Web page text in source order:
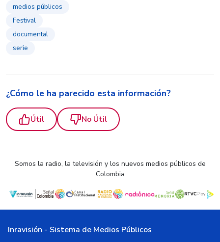
medios públicos
Festival
documental
serie
¿Cómo le ha parecido esta información?
Útil No Útil
Somos la radio, la televisión y los nuevos medios públicos de
Colombia
Inravisión - Sistema de Medios Públicos